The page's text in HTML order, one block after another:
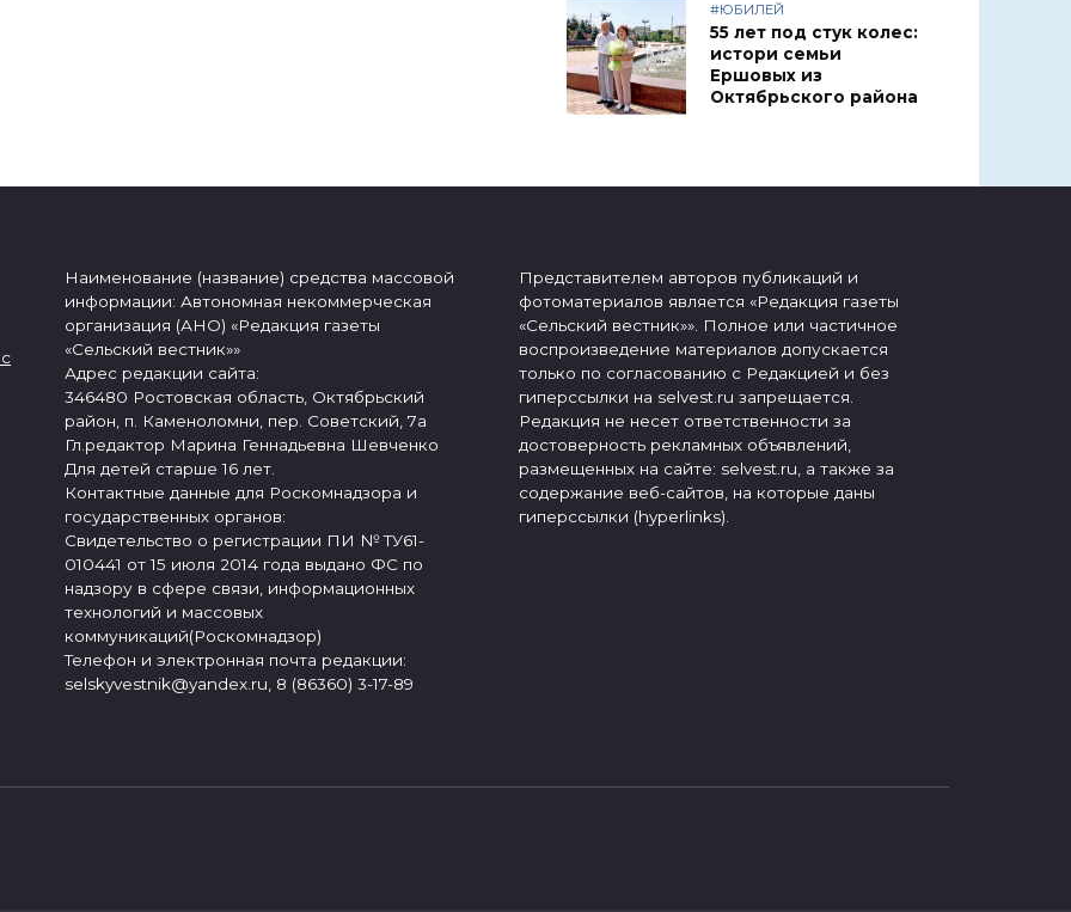
#ЮБИЛЕЙ
55 лет под стук колес:
истори семьи
Ершовых из
Октябрьского района
Наименование (название) средства массовой
информации: Автономная некоммерческая
организация (АНО) «Редакция газеты
«Сельский вестник»»
Адрес редакции сайта:
346480 Ростовская область, Октябрьский
район, п. Каменоломни, пер. Советский, 7а
Гл.редактор Марина Геннадьевна Шевченко
Для детей старше 16 лет.
Контактные данные для Роскомнадзора и
государственных органов:
Свидетельство о регистрации ПИ № ТУ61-
010441 от 15 июля 2014 года выдано ФС по
надзору в сфере связи, информационных
технологий и массовых
коммуникаций(Роскомнадзор)
Телефон и электронная почта редакции:
selskyvestnik@yandex.ru, 8 (86360) 3-17-89
Представителем авторов публикаций и
фотоматериалов является «Редакция газеты
«Сельский вестник»». Полное или частичное
воспроизведение материалов допускается
только по согласованию с Редакцией и без
гиперссылки на selvest.ru запрещается.
Редакция не несет ответственности за
достоверность рекламных объявлений,
размещенных на сайте: selvest.ru, а также за
содержание веб-сайтов, на которые даны
гиперссылки (hyperlinks).